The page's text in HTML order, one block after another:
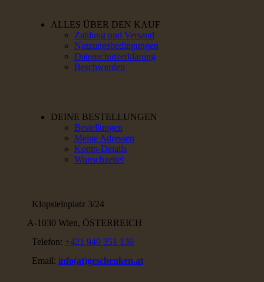
ALLES ÜBER DEN KAUF
Zahlung und Versand
Nutzungsbedingungen
Datenschutzerklärung
Beschwerden
DEINE BESTELLUNGEN
Bestellungen
Meine Adressen
Konto-Details
Wunschzettel
Klopsteinplatz 3/24
A-1030 Wien, ÖSTERREICH
Telefon: +421 940 351 136
Email: info(at)geschenken.at